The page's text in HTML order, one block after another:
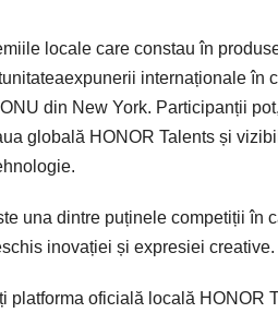
locale care constau în
internaționale în
din New York. Participanții
globală HONOR Talents și
una dintre puținele competiții în
inovației și expresiei creative.
platforma oficială locală HONOR